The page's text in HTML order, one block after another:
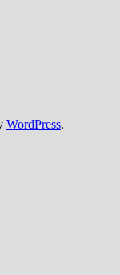
WordPress.